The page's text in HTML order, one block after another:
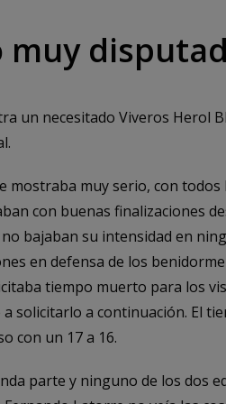
muy
un necesitado Viveros Herol
muy serio, con
con buenas finalizaciones
bajaban su intensidad en
en defensa de los
tiempo muerto para los
solicitarlo a continuación. El
con un 17 a 16.
parte y ninguno de los dos